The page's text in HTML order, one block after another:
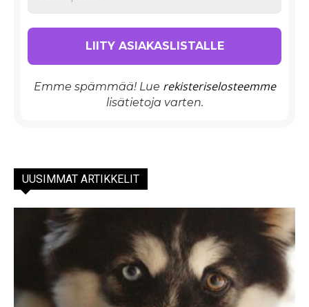
Emme spämmää! Lue rekisteriselosteemme
lisätietoja varten.
UUSIMMAT ARTIKKELIT